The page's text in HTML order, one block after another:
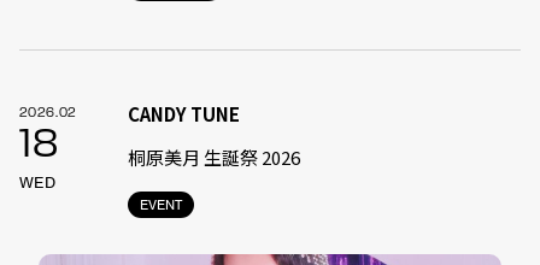
2026.02
18
WED
EVENT
CANDY TUNE
桐原美月 生誕祭 2026